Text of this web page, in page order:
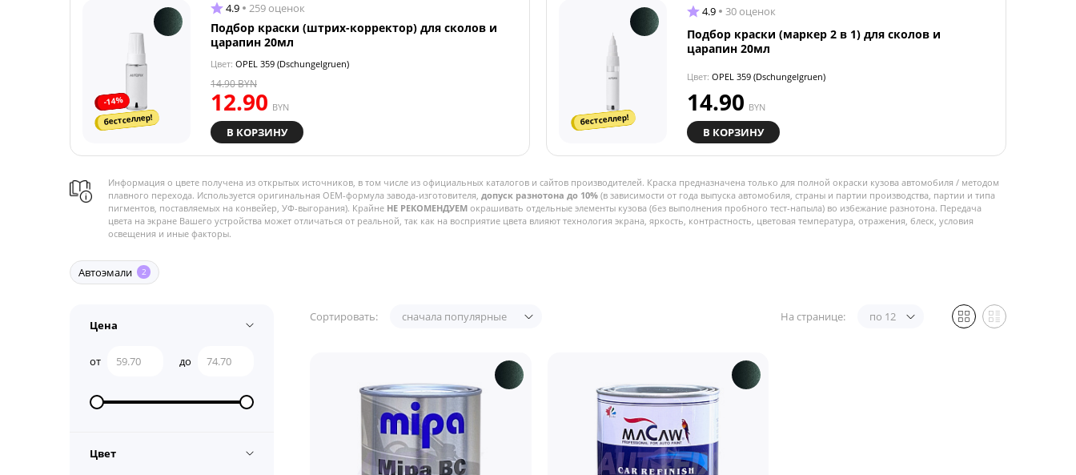
-14%
бестселлер!
4.9 259 оценок
Подбор краски (штрих-корректор) для сколов и
царапин 20мл
Цвет: OPEL 359 (Dschungelgruen)
12.90 BYN
14.90BYN
В КОРЗИНУ
бестселлер!
4.9 30 оценок
Подбор краски (маркер 2 в 1) для сколов и
царапин 20мл
Цвет: OPEL 359 (Dschungelgruen)
14.90 BYN
В КОРЗИНУ
Информация о цвете получена из открытых источников, в том числе из официальных каталогов и сайтов производителей. Краска предназначена только для полной окраски кузова автомобиля / методом
плавного перехода. Используется оригинальная OEM-формула завода-изготовителя, допуск разнотона до 10% (в зависимости от года выпуска автомобиля, страны и партии производства, партии и типа
пигментов, поставляемых на конвейер, УФ-выгорания). Крайне НЕ РЕКОМЕНДУЕМ окрашивать отдельные элементы кузова (без выполнения пробного тест-напыла) во избежание разнотона. Передача
цвета на экране Вашего устройства может отличаться от реальной, так как на восприятие цвета влияют технология экрана, яркость, контрастность, цветовая температура, отражения, блеск, условия
освещения и иные факторы.
Автоэмали 2
Цена
от до
Цвет
Сортировать: сначала популярные На странице: по 12